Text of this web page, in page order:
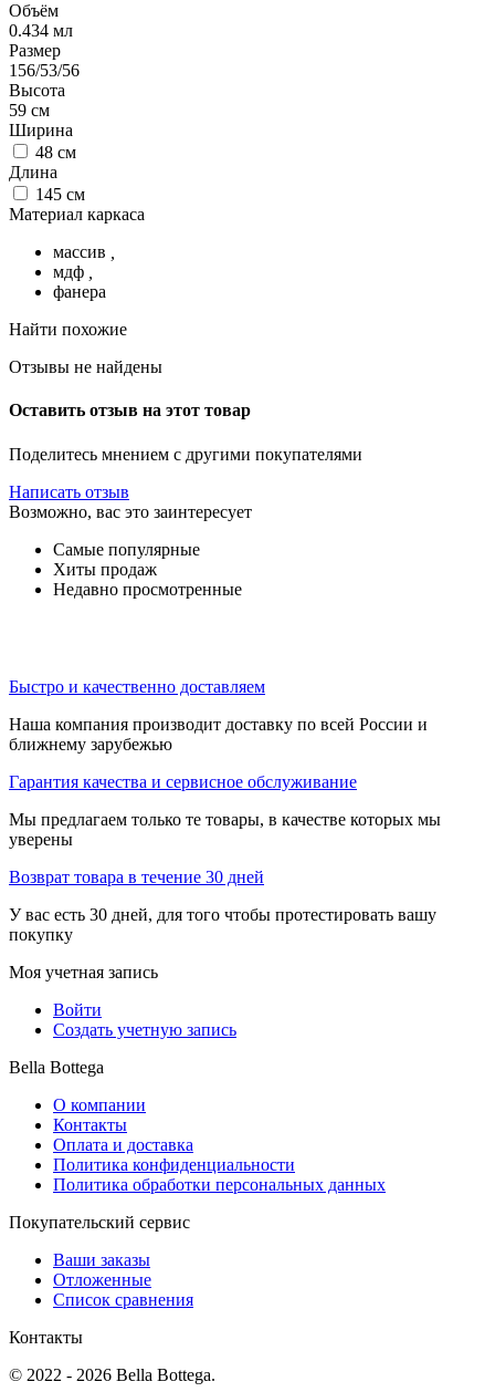
Объём
0.434 мл
Размер
156/53/56
Высота
59 см
Ширина
48 см
Длина
145 см
Материал каркаса
массив
мдф
фанера
Найти похожие
Отзывы не найдены
Оставить отзыв на этот товар
Поделитесь мнением с другими покупателями
Написать отзыв
Возможно, вас это заинтересует
Самые популярные
Хиты продаж
Недавно просмотренные
Быстро и качественно доставляем
Наша компания производит доставку по всей России и
ближнему зарубежью
Гарантия качества и сервисное обслуживание
Мы предлагаем только те товары, в качестве которых мы
уверены
Возврат товара в течение 30 дней
У вас есть 30 дней, для того чтобы протестировать вашу
покупку
Моя учетная запись
Войти
Создать учетную запись
Bella Bottega
О компании
Контакты
Оплата и доставка
Политика конфиденциальности
Политика обработки персональных данных
Покупательский сервис
Ваши заказы
Отложенные
Список сравнения
Контакты
© 2022 - 2026 Bella Bottega.